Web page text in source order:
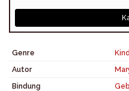
Genre
Autor
Bindung